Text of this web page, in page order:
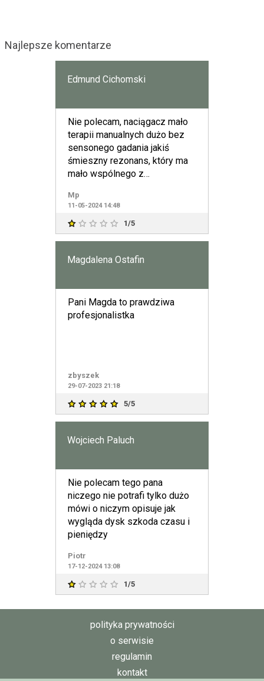
Najlepsze komentarze
Edmund Cichomski
Nie polecam, naciągacz mało
terapii manualnych dużo bez
sensonego gadania jakiś
śmieszny rezonans, który ma
mało wspólnego z
Mp
11-05-2024 14:48
1/5
Magdalena Ostafin
Pani Magda to prawdziwa
profesjonalistka
zbyszek
29-07-2023 21:18
5/5
Wojciech Paluch
Nie polecam tego pana
niczego nie potrafi tylko dużo
mówi o niczym opisuje jak
wygląda dysk szkoda czasu i
pieniędzy
Piotr
17-12-2024 13:08
1/5
polityka prywatności
o serwisie
regulamin
kontakt